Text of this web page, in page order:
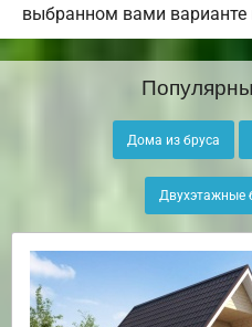
выбранном вами варианте
Дома из бруса
Двухэтажные